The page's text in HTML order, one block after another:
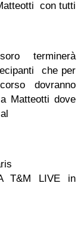
con tutti
terminerà
che per
dovranno
Matteotti dove
T&M LIVE in